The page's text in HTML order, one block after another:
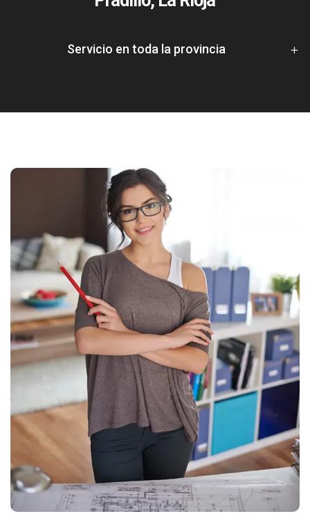
Servicio en toda la provincia